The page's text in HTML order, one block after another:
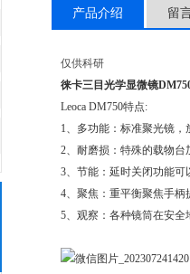
产品介绍 留
仅供科研
徕卡三目光学显微镜
Leoca DM750特点:
1、多功能：标准聚光镜
2、耐磨损：特殊的载物
3、节能：延时关闭功能
4、聚焦：重平衡聚焦手柄
5、观察：各种镜筒在安